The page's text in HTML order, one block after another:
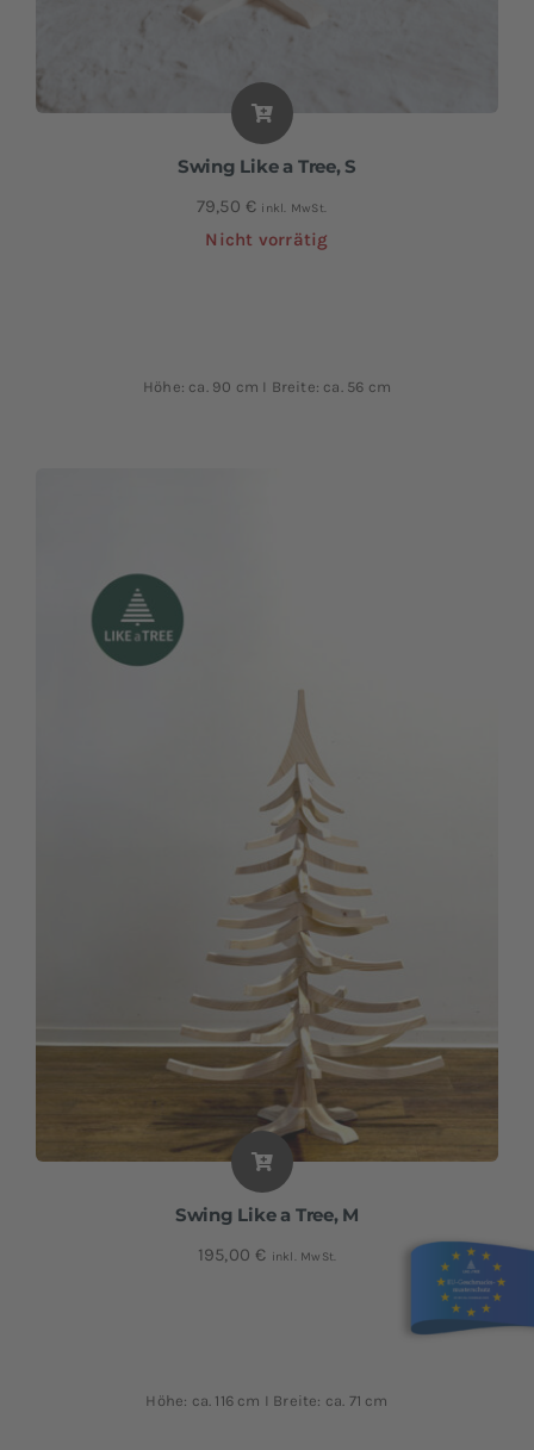
Swing Like a Tree, S
79,50€ inkl. MwSt.
Nicht vorrätig
Höhe: ca. 90 cm I Breite: ca. 56 cm
Swing Like a Tree, M
195,00€ inkl. MwSt.
Höhe: ca. 116 cm I Breite: ca. 71 cm